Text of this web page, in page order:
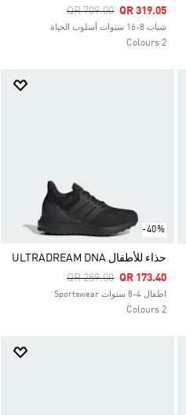
Price Reduced From
QR 709.00ToQR 319.05
شباب 8-16 سنوات أسلوب الحياة
2 Colours
-40%
حذاء للأطفال ULTRADREAM DNA
Price Reduced From
QR 289.00ToQR 173.40
اطفال 4-8 سنوات Sportswear
2 Colours